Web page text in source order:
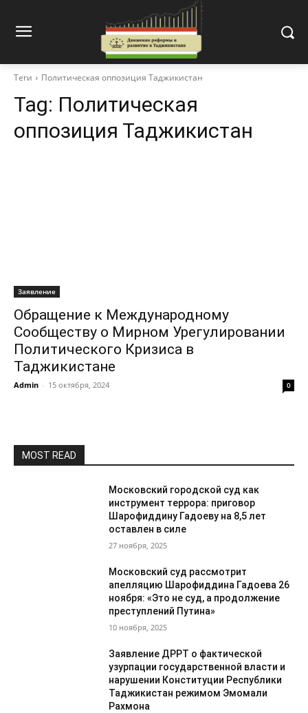
Теги Политическая оппозиция Таджикистан
Tag: Политическая
оппозиция Таджикистан
Заявление
Обращение к Международному
Сообществу о Мирном Урегулировании
Политического Кризиса в
Таджикистане
Admin - 15 октября, 2024 0
MOST READ
Московский городской суд как
инструмент террора: приговор
Шарофиддину Гадоеву на 8,5 лет
оставлен в силе
27 ноября, 2025
Московский суд рассмотрит
апелляцию Шарофиддина Гадоева 26
ноября: «Это не суд, а продолжение
преступлений Путина»
10 ноября, 2025
Заявление ДРРТ о фактической
узурпации государственной власти и
нарушении Конституции Республики
Таджикистан режимом Эмомали
Рахмона